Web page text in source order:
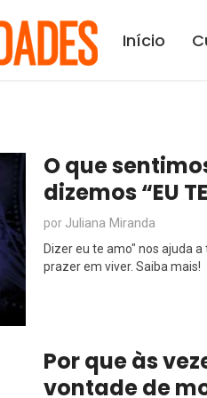
Início
O que
dizemos “EU
por Juliana Miranda
Dizer eu te amo" nos ajuda
prazer em viver. Saiba mais!
Por que às
vontade de